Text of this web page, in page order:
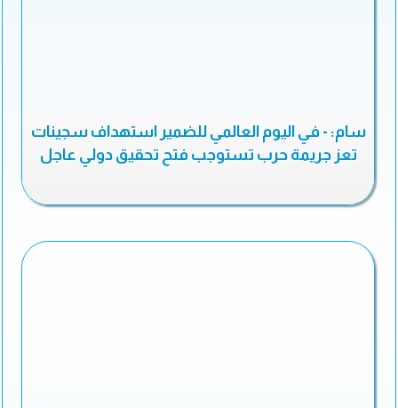
سام: - في اليوم العالمي للضمير استهداف سجينات
تعز جريمة حرب تستوجب فتح تحقيق دولي عاجل